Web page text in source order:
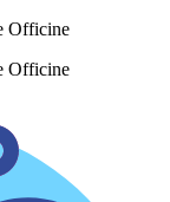
Officine
Officine